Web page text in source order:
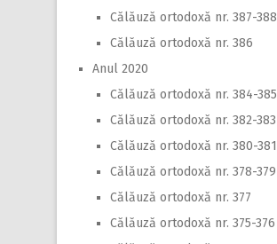
Călăuză ortodoxă nr. 387-388
Călăuză ortodoxă nr. 386
Anul 2020
Călăuză ortodoxă nr. 384-385
Călăuză ortodoxă nr. 382-383
Călăuză ortodoxă nr. 380-381
Călăuză ortodoxă nr. 378-379
Călăuză ortodoxă nr. 377
Călăuză ortodoxă nr. 375-376